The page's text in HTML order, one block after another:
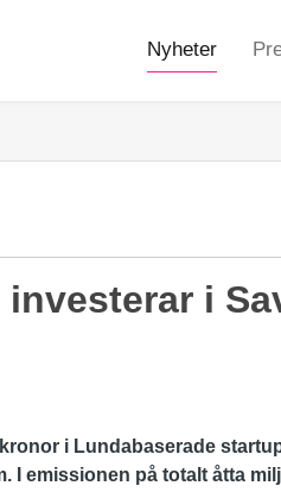
Nyheter
i
i Lundabaserade
I emissionen på totalt åtta